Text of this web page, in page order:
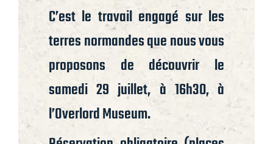
C’est le travail engagé sur les
terres normandes que nous vous
proposons de découvrir le
samedi 29 juillet, à 16h30, à
l’Overlord Museum.